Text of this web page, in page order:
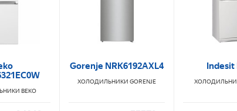
BEKO
Gorenje NRK6192AXL4
ХОЛОДИЛЬНИКИ GORENJE
Indesit